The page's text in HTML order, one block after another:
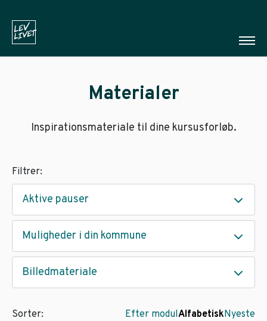
Materialer
Inspirationsmateriale til dine kursusforløb.
Filtrer:
Aktive pauser
Muligheder i din kommune
Billedmateriale
Sorter: Efter modulAlfabetiskNyeste